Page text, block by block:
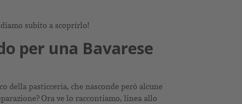
subito a scoprirlo!
per una Bavarese
della pasticceria, che nasconde però alcune
Ora ve lo raccontiamo, linea allo